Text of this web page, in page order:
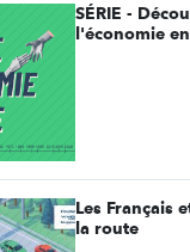
SÉRIE -
l'économie
Les Français
la route